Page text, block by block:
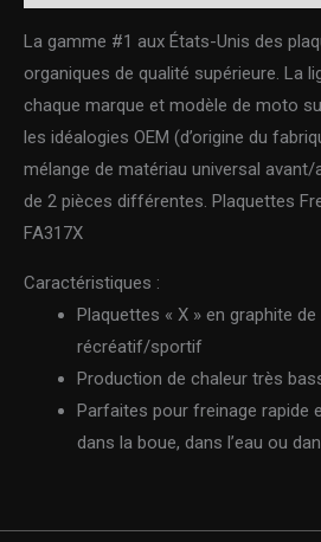
La gamme #1 aux États-Unis des
organiques de qualité supérieure. La
chaque marque et modèle de moto
les idéalogies OEM (d’origine du
mélange de matériau universal
de 2 pièces différentes. Plaquettes
FA317X
Caractéristiques :
Plaquettes « X » en graphite
récréatif/sportif
Production de chaleur très
Parfaites pour freinage rapide
dans la boue, dans l’eau ou